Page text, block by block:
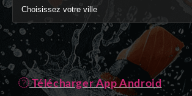
Télécharger App Android